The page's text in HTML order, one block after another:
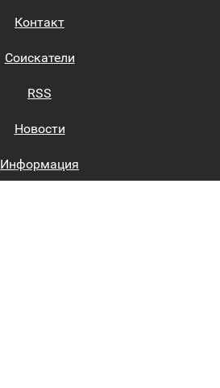
Контакт
Соискатели
RSS
Новости
Информация